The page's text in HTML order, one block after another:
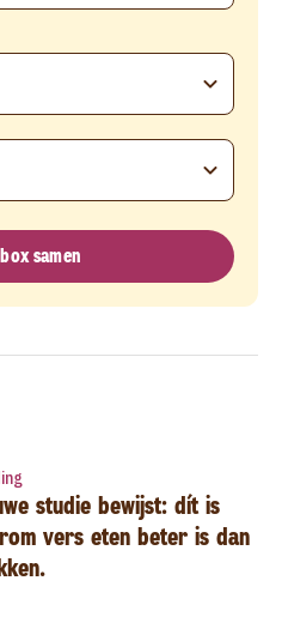
samen
studie bewijst: dít is
vers eten beter is dan